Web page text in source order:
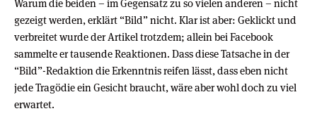
Warum die beiden – im Gegensatz zu so vielen anderen – nicht
gezeigt werden, erklärt “Bild” nicht. Klar ist aber: Geklickt und
verbreitet wurde der Artikel trotzdem; allein bei Facebook
sammelte er tausende Reaktionen. Dass diese Tatsache in der
“Bild”-Redaktion die Erkenntnis reifen lässt, dass eben nicht
jede Tragödie ein Gesicht braucht, wäre aber wohl doch zu viel
erwartet.